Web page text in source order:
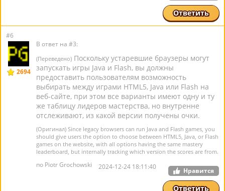
Ответить
#6
2694
В ответ на #3:
(Переведено) Поскольку устаревшие браузеры могут
запускать игры Java и Flash, вы должны
предоставить пользователям возможность
выбирать между играми HTML5, Java или Flash на
веб-сайте, при этом все варианты имеют одну и ту
же таблицу лидеров мастерства, но внутренне
отслеживают, из какой версии получены очки.
(Оригинал) Since legacy browsers can run Java and Flash games, you
should give users the option to choose between HTML5, Java, or Flash
games on the website, with all options having the same mastery
leaderboard, but internally tracking which version the scores are from.
по Piotr Grochowski 2024-12-24 18:11:40 Нравится
Ответить